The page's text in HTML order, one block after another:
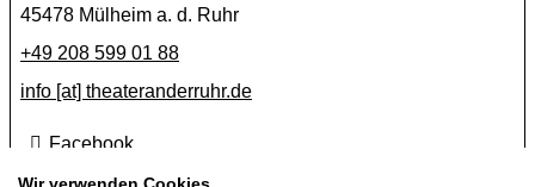
45478 Mülheim a. d. Ruhr
+49 208 599 01 88
info [​at​] theateranderruhr.de
Facebook
Instagram